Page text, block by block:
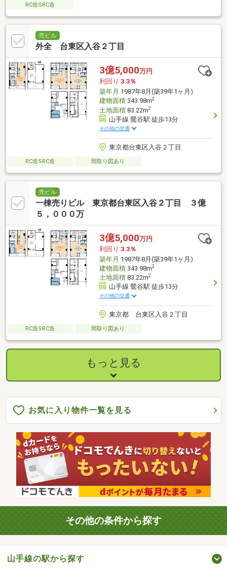
RC造SRC造
売ビル
外全 台東区入谷２丁目
3億5,000万円
利回り 3.3％
築年月 1987年8月(築39年1ヶ月)
建物面積343.98m2
土地面積83.22m2
山手線 鶯谷駅 徒歩13分
その他の交通
東京都台東区入谷２丁目
RC造SRC造 間取り図あり
売ビル
一棟売りビル 東京都台東区入谷２丁目 ３億
５，０００万
3億5,000万円
利回り 3.3％
築年月 1987年8月(築39年1ヶ月)
建物面積343.98m2
土地面積83.22m2
山手線 鶯谷駅 徒歩13分
その他の交通
東京都 台東区入谷２丁目
RC造SRC造 間取り図あり
もっと見る
お気に入り物件一覧を見る
その他の条件から探す
山手線の駅から探す